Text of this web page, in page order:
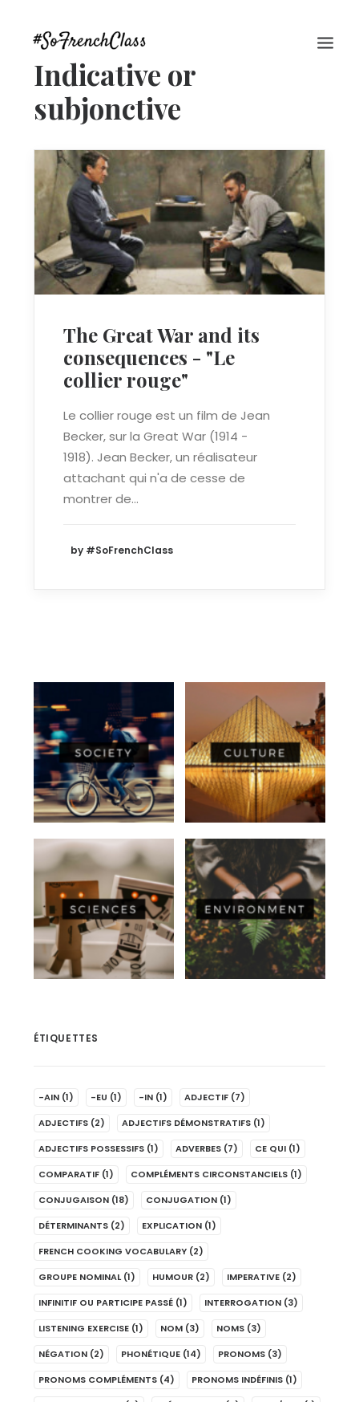
#SOFRENCHCLASS PRIVACY POLICY
Indicative or
subjonctive
The Great War and its
consequences - "Le
collier rouge"
Le collier rouge est un film de Jean
Becker, sur la Great War (1914 -
1918). Jean Becker, un réalisateur
attachant qui n'a de cesse de
montrer de…
by #SoFrenchClass
ÉTIQUETTES
-AIN (1) -EU (1) -IN (1) ADJECTIF (7)
ADJECTIFS (2) ADJECTIFS DÉMONSTRATIFS (1)
ADJECTIFS POSSESSIFS (1) ADVERBES (7) CE QUI (1)
COMPARATIF (1) COMPLÉMENTS CIRCONSTANCIELS (1)
CONJUGAISON (18) CONJUGATION (1)
DÉTERMINANTS (2) EXPLICATION (1)
FRENCH COOKING VOCABULARY (2)
GROUPE NOMINAL (1) HUMOUR (2) IMPERATIVE (2)
INFINITIF OU PARTICIPE PASSÉ (1) INTERROGATION (3)
LISTENING EXERCISE (1) NOM (3) NOMS (3)
NÉGATION (2) PHONÉTIQUE (14) PRONOMS (3)
PRONOMS COMPLÉMENTS (4) PRONOMS INDÉFINIS (1)